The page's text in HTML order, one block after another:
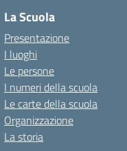
La Scuola
Presentazione
I luoghi
Le persone
I numeri della scuola
Le carte della scuola
Organizzazione
La storia